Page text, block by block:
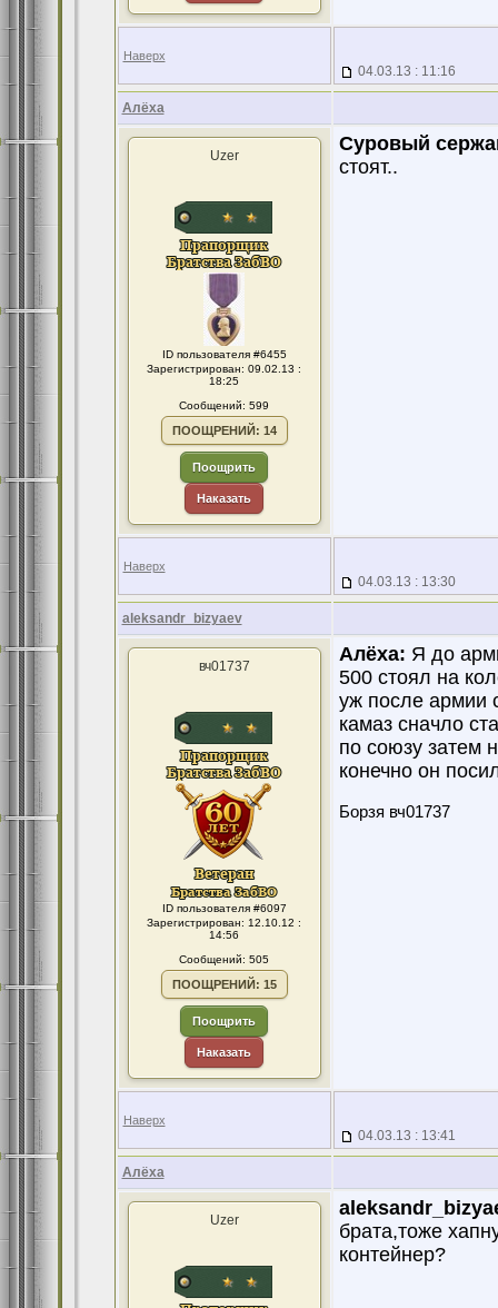
Наверх
04.03.13 : 11:16
Алёха
Uzer
ID пользователя #6455
Зарегистрирован: 09.02.13 :
18:25
Сообщений: 599
ПООЩРЕНИЙ: 14
Поощрить
Наказать
Суровый
стоят..
Наверх
04.03.13 : 13:30
aleksandr_bizyaev
вч01737
ID пользователя #6097
Зарегистрирован: 12.10.12 :
14:56
Сообщений: 505
ПООЩРЕНИЙ: 15
Поощрить
Наказать
Алёха: Я до
500 стоял на
уж после армии
камаз сначло
по союзу затем
конечно он
Борзя вч01737
Наверх
04.03.13 : 13:41
Алёха
Uzer
брата,тоже
контейнер?